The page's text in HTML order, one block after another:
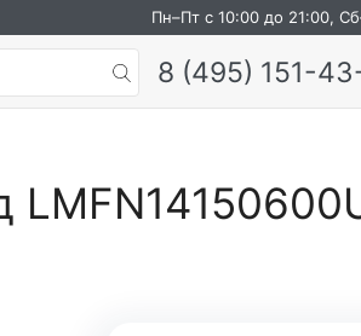
Пн–Пт с 10:00 до 21:00,
8 (495) 151-